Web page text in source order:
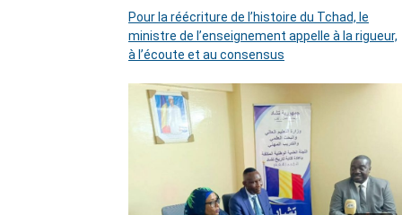
Pour la réécriture de l’histoire du Tchad, le
ministre de l’enseignement appelle à la rigueur,
à l’écoute et au consensus